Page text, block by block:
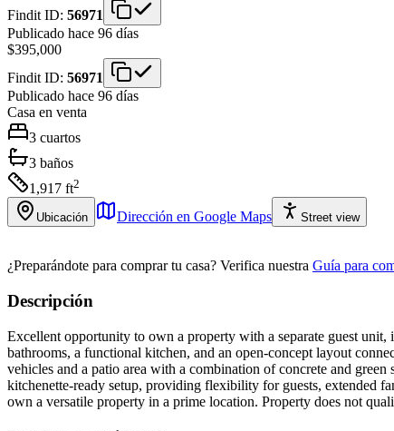
Findit ID: 56971
Publicado hace 96 días
$395,000
Findit ID: 56971
Publicado hace 96 días
Casa en venta
3 cuartos
3 baños
1,917 ft2
Ubicación Dirección en Google Maps Street view
¿Preparándote para comprar tu casa? Verifica nuestra Guía para
Descripción
Excellent opportunity to own a property with a separate guest
bathrooms, a functional kitchen, and an open-concept layout
vehicles and a patio area with a combination of concrete and
kitchenette-ready setup, providing flexibility for guests, extended
own a versatile property in a prime location. Property does not